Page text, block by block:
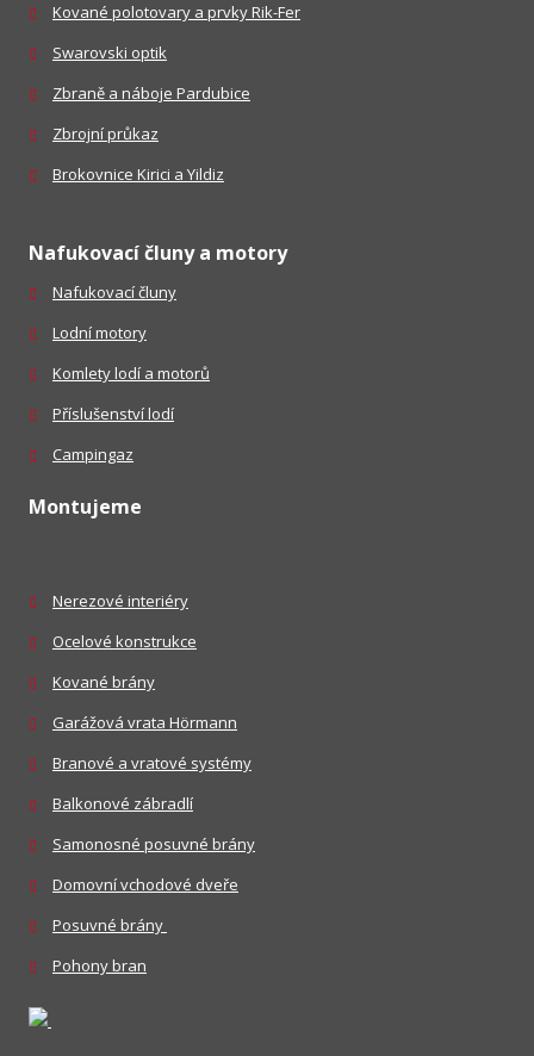
Kované polotovary a prvky Rik-Fer
Swarovski optik
Zbraně a náboje Pardubice
Zbrojní průkaz
Brokovnice Kirici a Yildiz
Nafukovací čluny a motory
Nafukovací čluny
Lodní motory
Komlety lodí a motorů
Příslušenství lodí
Campingaz
Montujeme
Nerezové interiéry
Ocelové konstrukce
Kované brány
Garážová vrata Hörmann
Branové a vratové systémy
Balkonové zábradlí
Samonosné posuvné brány
Domovní vchodové dveře
Posuvné brány
Pohony bran